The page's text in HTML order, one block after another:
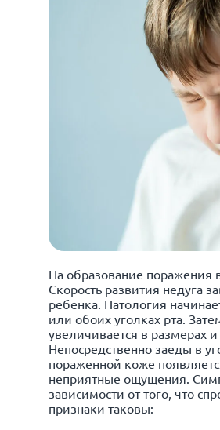
На образование поражения
Скорость развития недуга
ребенка. Патология
или обоих уголках рта.
увеличивается в размерах
Непосредственно заеды в
пораженной коже
неприятные ощущения.
зависимости от того, что
признаки таковы: